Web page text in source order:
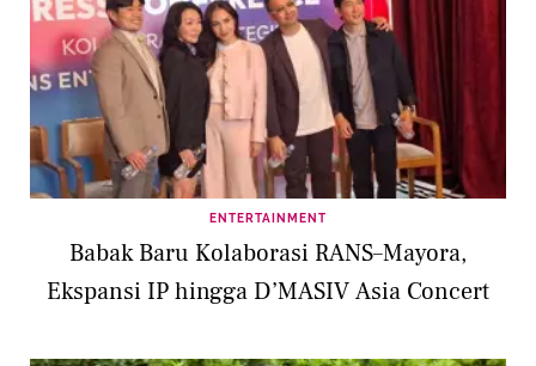
ENTERTAINMENT
Babak Baru Kolaborasi RANS–Mayora,
Ekspansi IP hingga D’MASIV Asia Concert